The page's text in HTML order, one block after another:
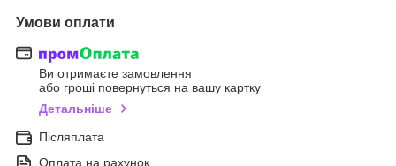
Умови оплати
Ви отримаєте замовлення
або гроші повернуться на вашу картку
Детальніше
Післяплата
Оплата на рахунок